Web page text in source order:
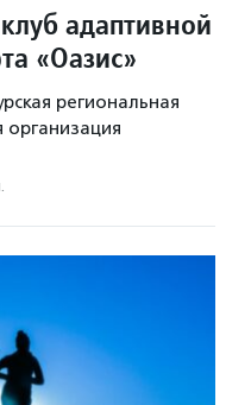
адаптивной
«Оазис»
региональная